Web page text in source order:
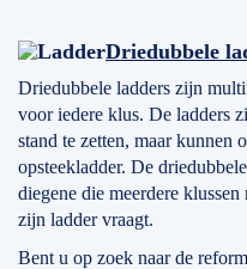
Driedubbele
Driedubbele ladders zijn
voor iedere klus. De ladders
stand te zetten, maar kunnen
opsteekladder. De
diegene die meerdere
zijn ladder vraagt.
Bent u op zoek naar de